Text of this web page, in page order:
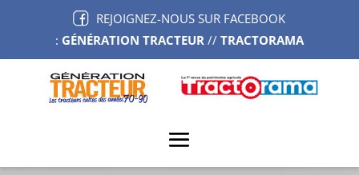
REJOIGNEZ-NOUS SUR FACEBOOK
: GÉNÉRATION TRACTEUR// TRACTORAMA